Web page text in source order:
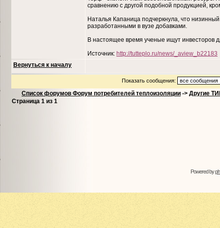
сравнению с другой подобной продукцией,
Наталья Капаница подчеркнула, что
разработанными в вузе добавками.
В настоящее время ученые ищут инвесторов
Источник: http://tutteplo.ru/news/_aview_b22183
Вернуться к началу
Показать сообщения:
Список форумов Форум потребителей теплоизоляции -> Другие
Страница 1 из 1
Powered by